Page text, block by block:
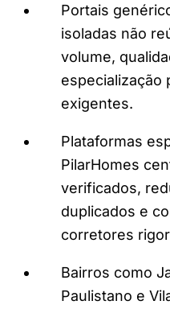
Portais
isoladas não
volume,
especialização
exigentes.
Plataformas
PilarHomes
verificados,
duplicados e
corretores
Bairros como
Paulistano e